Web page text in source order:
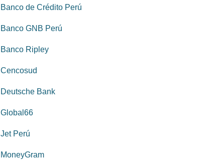
Banco de Crédito Perú
Banco GNB Perú
Banco Ripley
Cencosud
Deutsche Bank
Global66
Jet Perú
MoneyGram